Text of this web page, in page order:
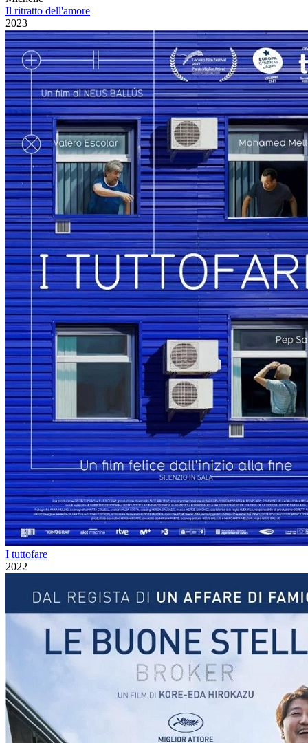
Il ritratto dell'amore
2023
I tuttofare
2022